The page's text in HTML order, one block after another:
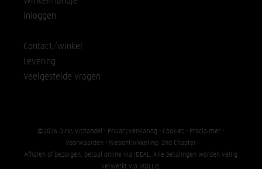
Inloggen
Contact/winkel
Levering
Veelgestelde vragen
©2026 Dirks Vishandel • Privacyverklaring • Cookies • Proclaimer •
Voorwaarden • Webontwikkeling: 2nd Chapter
Afhalen of bezorgen, betaal online via iDEAL. Alle betalingen worden veilig
verwerkt via MOLLIE.